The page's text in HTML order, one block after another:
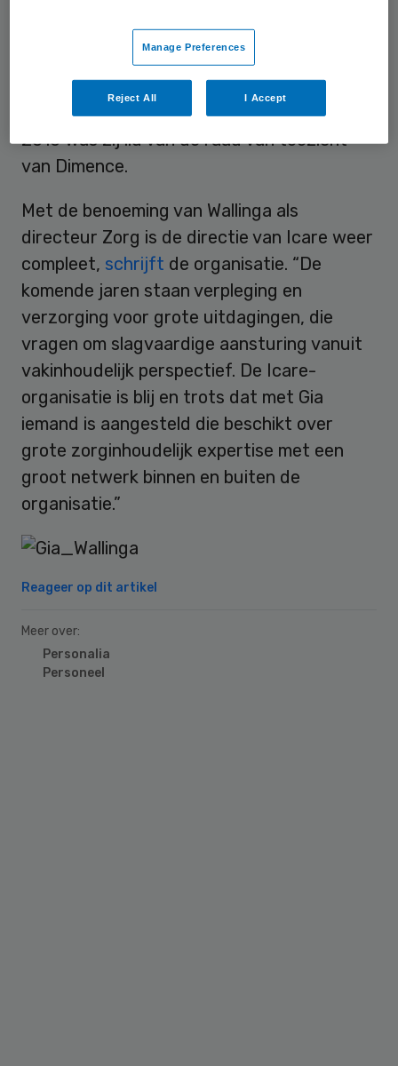
excellente zorg en de shared governance-
organisatiestructuur. Verder is Wallinga
voorzitter van V&VN Verpleegkundigen
Maatschappij en Gezondheid. Tot en met
2016 was zij lid van de raad van toezicht
van Dimence.
Met de benoeming van Wallinga als
directeur Zorg is de directie van Icare weer
compleet, schrijft de organisatie. “De
komende jaren staan verpleging en
verzorging voor grote uitdagingen, die
vragen om slagvaardige aansturing vanuit
vakinhoudelijk perspectief. De Icare-
organisatie is blij en trots dat met Gia
iemand is aangesteld die beschikt over
grote zorginhoudelijk expertise met een
groot netwerk binnen en buiten de
organisatie.”
Reageer op dit artikel
Meer over:
Personalia
Personeel
Manage Preferences
Reject All I Accept